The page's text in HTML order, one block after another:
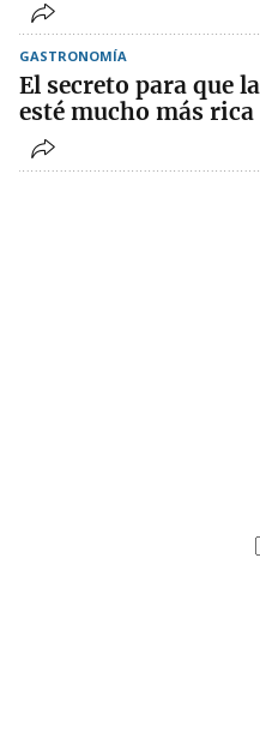
GASTRONOMÍA
El secreto para que
esté mucho más rica